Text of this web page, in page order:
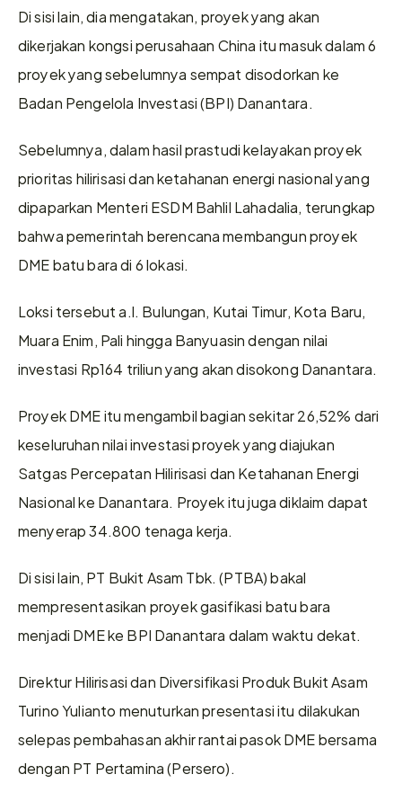
Di sisi lain, dia mengatakan, proyek yang akan
dikerjakan kongsi perusahaan China itu masuk dalam 6
proyek yang sebelumnya sempat disodorkan ke
Badan Pengelola Investasi (BPI) Danantara.
Sebelumnya, dalam hasil prastudi kelayakan proyek
prioritas hilirisasi dan ketahanan energi nasional yang
dipaparkan Menteri ESDM Bahlil Lahadalia, terungkap
bahwa pemerintah berencana membangun proyek
DME batu bara di 6 lokasi.
Loksi tersebut a.l. Bulungan, Kutai Timur, Kota Baru,
Muara Enim, Pali hingga Banyuasin dengan nilai
investasi Rp164 triliun yang akan disokong Danantara.
Proyek DME itu mengambil bagian sekitar 26,52% dari
keseluruhan nilai investasi proyek yang diajukan
Satgas Percepatan Hilirisasi dan Ketahanan Energi
Nasional ke Danantara. Proyek itu juga diklaim dapat
menyerap 34.800 tenaga kerja.
Di sisi lain, PT Bukit Asam Tbk. (PTBA) bakal
mempresentasikan proyek gasifikasi batu bara
menjadi DME ke BPI Danantara dalam waktu dekat.
Direktur Hilirisasi dan Diversifikasi Produk Bukit Asam
Turino Yulianto menuturkan presentasi itu dilakukan
selepas pembahasan akhir rantai pasok DME bersama
dengan PT Pertamina (Persero).